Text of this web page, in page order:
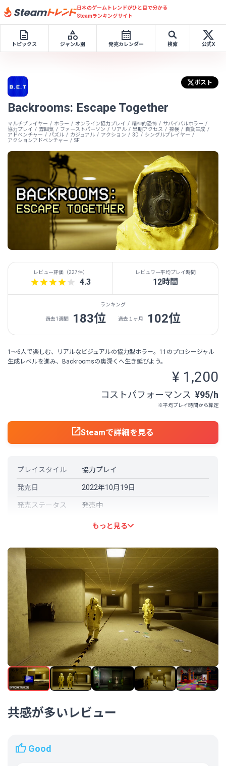
日本のゲームトレンドがひと目で分かる
Steamランキングサイト
トピックス ジャンル別 発売カレンダー 検索 公式X
Backrooms: Escape Together
ポスト
マルチプレイヤー ホラー オンライン協力プレイ 精神的恐怖
サバイバルホラー
協力プレイ
雰囲気 ファーストパーソン リアル 早期アクセス 探検
自動生成
アドベンチャー
パズル カジュアル アクション 3D
シングルプレイヤー
アクションアドベンチャー
SF
レビュー評価（227件）
4.3
レビュワー平均プレイ時間
12時間
ランキング
過去1週間 183位 過去１ヶ月 102位
1〜6人で楽しむ、リアルなビジュアルの協力型ホラー。11のプロシージャル
生成レベルを進み、Backroomsの奥深くへ生き延びよう。
¥ 1,200
コストパフォーマンス ¥95/h
※平均プレイ時間から算定
Steamで詳細を見る
プレイスタイル 協力プレイ
発売日 2022年10月19日
発売ステータス 発売中
Triiodide Studios
言語対応
日本語: 対応
その他の言語
英語 (フル音声対応)
フランス語 (フル音声対応)
ドイツ語 (フル音声対応)
スペイン語 - スペイン (フル音声対応)
ポルトガル語－ブラジル (フル音声対
応)
ロシア語 (フル音声対応)
イタリア語 (フル音声対応)
トルコ語 (フル音声対応)
スペイン語－ラテンアメリカ (フル音
声対応)
ポーランド語 (フル音声対応)
中国語（簡体字） (フル音声対応)
ウクライナ語 (フル音声対応)
ペルシア語 (フル音声対応)
ハンガリー語 (フル音声対応)
もっと見る
共感が多いレビュー
Good